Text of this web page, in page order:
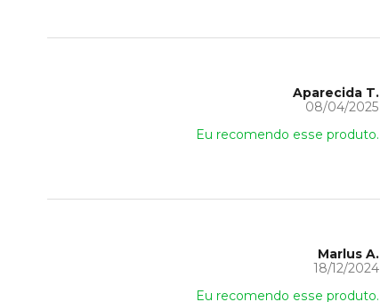
Aparecida T.
08/04/2025
Eu recomendo esse produto.
Marlus A.
18/12/2024
Eu recomendo esse produto.